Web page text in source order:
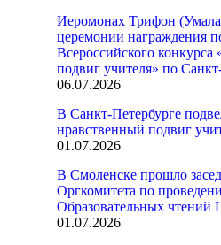
Иеромонах Трифон
церемонии награждения
Всероссийского конкурса
подвиг учителя» по
06.07.2026
В Санкт-Петербурге
нравственный подвиг
01.07.2026
В Смоленске прошло
Оргкомитета по
Образовательных
01.07.2026